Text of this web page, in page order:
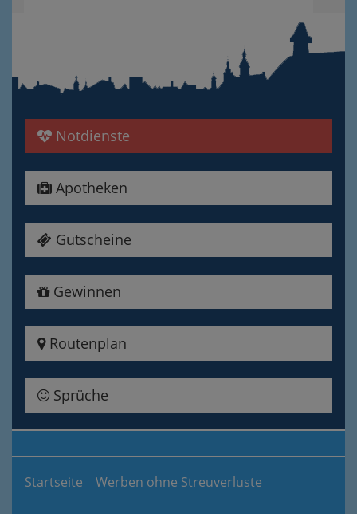
Notdienste
Apotheken
Gutscheine
Gewinnen
Routenplan
Sprüche
Startseite Werben ohne Streuverluste